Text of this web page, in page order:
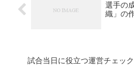
選手の
織」の
試合当日に役立つ運営チェッ